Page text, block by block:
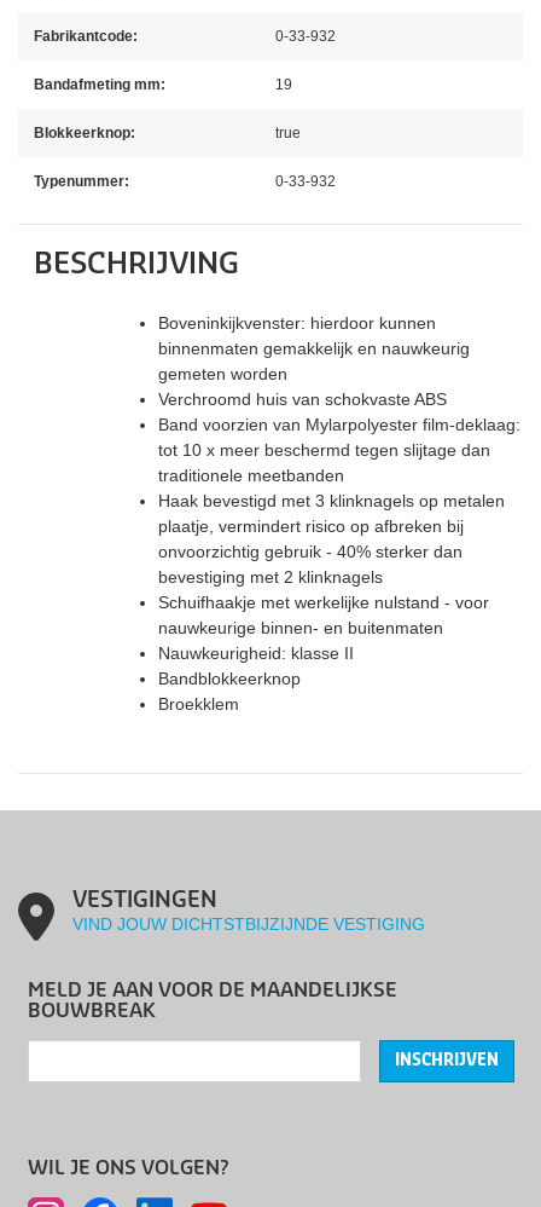
Fabrikantcode: 0-33-932
Bandafmeting mm: 19
Blokkeerknop: true
Typenummer: 0-33-932
BESCHRIJVING
Boveninkijkvenster: hierdoor kunnen
binnenmaten gemakkelijk en nauwkeurig
gemeten worden
Verchroomd huis van schokvaste ABS
Band voorzien van Mylarpolyester film-deklaag:
tot 10 x meer beschermd tegen slijtage dan
traditionele meetbanden
Haak bevestigd met 3 klinknagels op metalen
plaatje, vermindert risico op afbreken bij
onvoorzichtig gebruik - 40% sterker dan
bevestiging met 2 klinknagels
Schuifhaakje met werkelijke nulstand - voor
nauwkeurige binnen- en buitenmaten
Nauwkeurigheid: klasse II
Bandblokkeerknop
Broekklem
VESTIGINGEN
VIND JOUW DICHTSTBIJZIJNDE VESTIGING
MELD JE AAN VOOR DE MAANDELIJKSE
BOUWBREAK
INSCHRIJVEN
WIL JE ONS VOLGEN?